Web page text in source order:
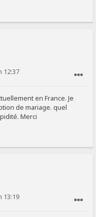
12:37
en France. Je
de mariage. quel
Merci
13:19